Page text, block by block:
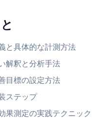
と具体的な計測方法
解釈と分析手法
目標の設定方法
ステップ
果測定の実践テクニック